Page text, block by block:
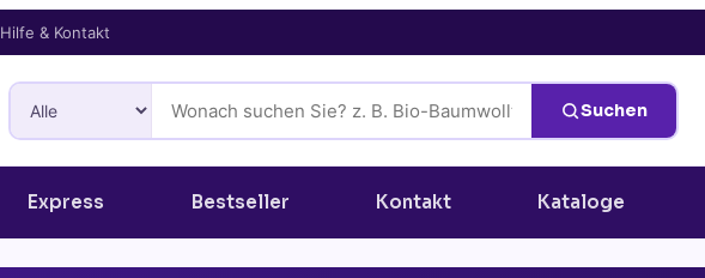
Hilfe & Kontakt
Suchen
Express Bestseller Kontakt Kataloge